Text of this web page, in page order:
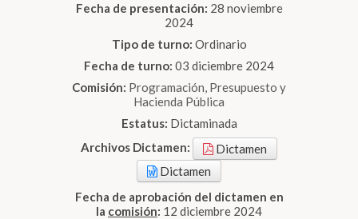
Fecha de presentación: 28 noviembre
2024
Tipo de turno: Ordinario
Fecha de turno: 03 diciembre 2024
Comisión: Programación, Presupuesto y
Hacienda Pública
Estatus: Dictaminada
Archivos Dictamen:
Dictamen
Dictamen
Fecha de aprobación del dictamen en
la comisión: 12 diciembre 2024